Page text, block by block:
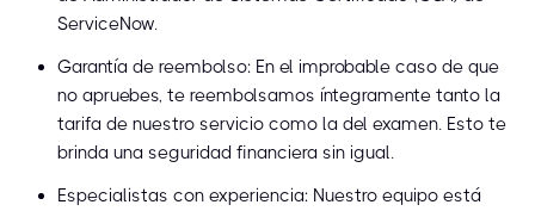
ServiceNow.
Garantía de reembolso: En el improbable caso de que
no apruebes, te reembolsamos íntegramente tanto la
tarifa de nuestro servicio como la del examen. Esto te
brinda una seguridad financiera sin igual.
Especialistas con experiencia: Nuestro equipo está